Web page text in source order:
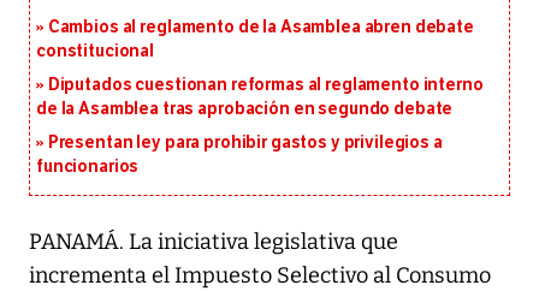
Cambios al reglamento de la Asamblea abren debate
constitucional
Diputados cuestionan reformas al reglamento interno
de la Asamblea tras aprobación en segundo debate
Presentan ley para prohibir gastos y privilegios a
funcionarios
PANAMÁ. La iniciativa legislativa que
incrementa el Impuesto Selectivo al Consumo